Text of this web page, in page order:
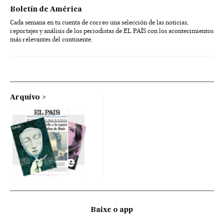
Boletín de América
Cada semana en tu cuenta de correo una selección de las noticias,
reportajes y análisis de los periodistas de EL PAÍS con los acontecimientos
más relevantes del continente.
Arquivo
Baixe o app